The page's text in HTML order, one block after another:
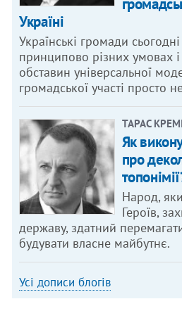
Україні
Українські громади
принципово різних умовах
обставин універсальної
громадської участі просто
ТАРАС
Як
про
Народ,
Героїв,
державу, здатний
будувати власне майбутнє.
Усі дописи блогів